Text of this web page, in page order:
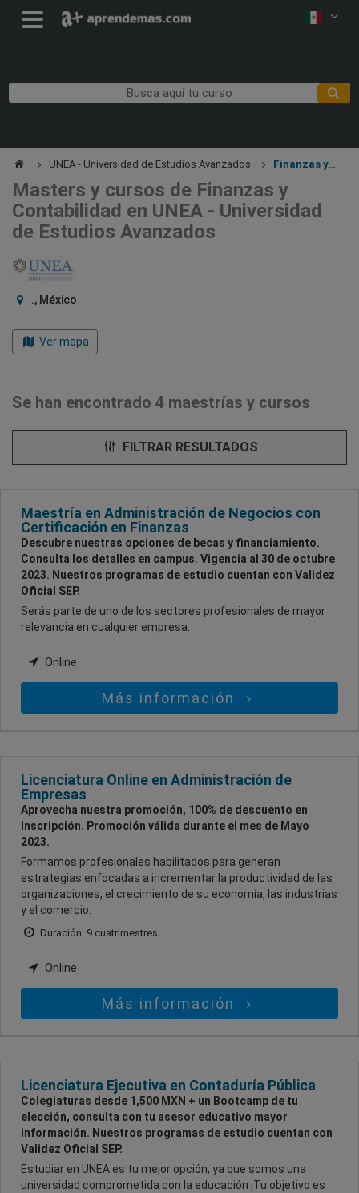
UNEA - Universidad de Estudios Avanzados
Masters y cursos de Finanzas y
Contabilidad en UNEA - Universidad
de Estudios Avanzados
., México
Ver mapa
Se han encontrado 4 maestrías y cursos
FILTRAR RESULTADOS
Maestría en Administración de Negocios con
Certificación en Finanzas
Descubre nuestras opciones de becas y financiamiento.
Consulta los detalles en campus. Vigencia al 30 de octubre
2023. Nuestros programas de estudio cuentan con Validez
Oficial SEP.
Serás parte de uno de los sectores profesionales de mayor
relevancia en cualquier empresa.
Online
Más información
Licenciatura Online en Administración de
Empresas
Aprovecha nuestra promoción, 100% de descuento en
Inscripción. Promoción válida durante el mes de Mayo
2023.
Formamos profesionales habilitados para generan
estrategias enfocadas a incrementar la productividad de las
organizaciones, el crecimiento de su economía, las industrias
y el comercio.
Duración: 9 cuatrimestres
Online
Más información
Licenciatura Ejecutiva en Contaduría Pública
Colegiaturas desde 1,500 MXN + un Bootcamp de tu
elección, consulta con tu asesor educativo mayor
información. Nuestros programas de estudio cuentan con
Validez Oficial SEP.
Estudiar en UNEA es tu mejor opción, ya que somos una
universidad comprometida con la educación ¡Tu objetivo es